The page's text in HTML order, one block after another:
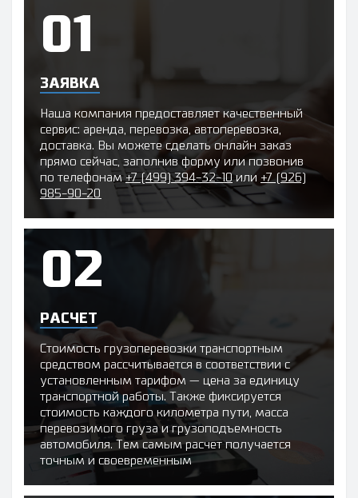
ЗАЯВКА
Наша компания предоставляет качественный
сервис: аренда, перевозка, автоперевозка,
доставка. Вы можете сделать онлайн заказ
прямо сейчас, заполнив форму или позвонив
по телефонам+7 (499) 394-32-10или +7 (926)
985-90-20
РАСЧЕТ
Стоимость грузоперевозки транспортным
средством рассчитывается в соответствии с
установленным тарифом — цена за единицу
транспортной работы. Также фиксируется
стоимость каждого километра пути, масса
перевозимого груза и грузоподъемность
автомобиля. Тем самым расчет получается
точным и своевременным